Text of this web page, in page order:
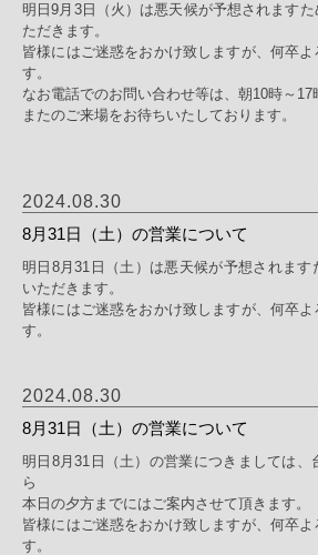
明日9月3日（火）は悪天候が予想されます
ただきます。
皆様にはご迷惑をおかけ致しますが、何卒
す。
なお電話でのお問い合わせ等は、朝10時～17
またのご来場をお待ちいたしております。
2024.08.30
8月31日（土）の営業について
明日8月31日（土）は悪天候が予想されます
いただきます。
皆様にはご迷惑をおかけ致しますが、何卒
す。
2024.08.30
8月31日（土）の営業について
明日8月31日（土）の営業につきましては、
ら
本日の夕方までにはご案内させて頂きます。
皆様にはご迷惑をおかけ致しますが、何卒
す。